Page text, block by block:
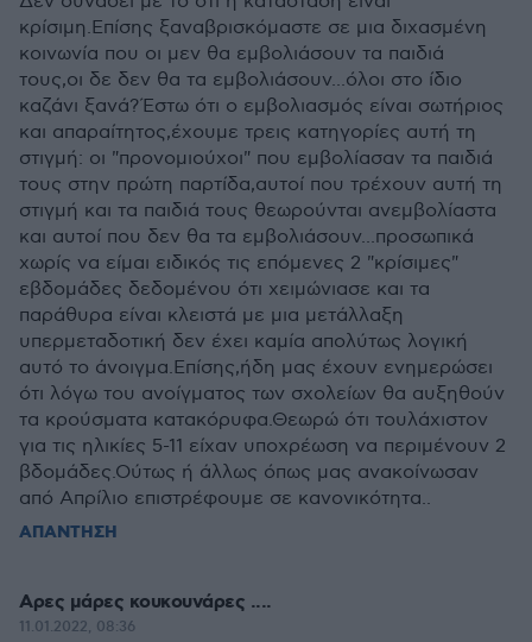
κρίσιμη.Επίσης ξαναβρισκόμαστε σε μια διχασμένη
κοινωνία που οι μεν θα εμβολιάσουν τα παιδιά
τους,οι δε δεν θα τα εμβολιάσουν...όλοι στο ίδιο
καζάνι ξανά?Έστω ότι ο εμβολιασμός είναι σωτήριος
και απαραίτητος,έχουμε τρεις κατηγορίες αυτή τη
στιγμή: οι "προνομιούχοι" που εμβολίασαν τα παιδιά
τους στην πρώτη παρτίδα,αυτοί που τρέχουν αυτή τη
στιγμή και τα παιδιά τους θεωρούνται ανεμβολίαστα
και αυτοί που δεν θα τα εμβολιάσουν...προσωπικά
χωρίς να είμαι ειδικός τις επόμενες 2 "κρίσιμες"
εβδομάδες δεδομένου ότι χειμώνιασε και τα
παράθυρα είναι κλειστά με μια μετάλλαξη
υπερμεταδοτική δεν έχει καμία απολύτως λογική
αυτό το άνοιγμα.Επίσης,ήδη μας έχουν ενημερώσει
ότι λόγω του ανοίγματος των σχολείων θα αυξηθούν
τα κρούσματα κατακόρυφα.Θεωρώ ότι τουλάχιστον
για τις ηλικίες 5-11 είχαν υποχρέωση να περιμένουν 2
βδομάδες.Ούτως ή άλλως όπως μας ανακοίνωσαν
από Απρίλιο επιστρέφουμε σε κανονικότητα..
ΑΠΑΝΤΗΣΗ
Αρες μάρες κουκουνάρες ....
11.01.2022, 08:36